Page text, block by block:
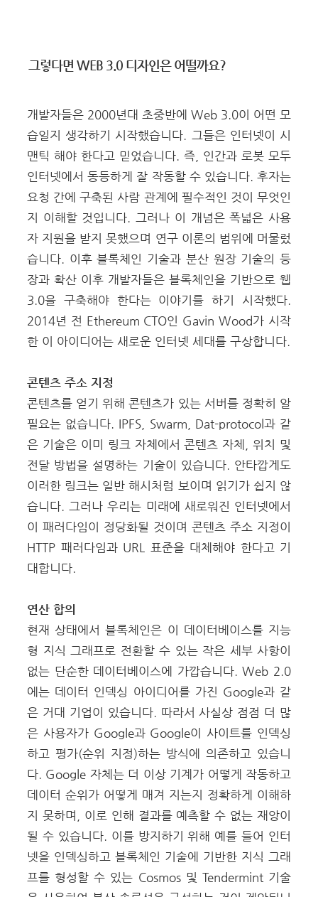
그렇다면 WEB 3.0 디자인은 어떨까요?
개발자들은 2000년대 초중반에 Web 3.0이 어떤 모
습일지 생각하기 시작했습니다. 그들은 인터넷이 시
맨틱 해야 한다고 믿었습니다. 즉, 인간과 로봇 모두
인터넷에서 동등하게 잘 작동할 수 있습니다. 후자는
요청 간에 구축된 사람 관계에 필수적인 것이 무엇인
지 이해할 것입니다. 그러나 이 개념은 폭넓은 사용
자 지원을 받지 못했으며 연구 이론의 범위에 머물렀
습니다. 이후 블록체인 기술과 분산 원장 기술의 등
장과 확산 이후 개발자들은 블록체인을 기반으로 웹
3.0을 구축해야 한다는 이야기를 하기 시작했다.
2014년 전 Ethereum CTO인 Gavin Wood가 시작
한 이 아이디어는 새로운 인터넷 세대를 구상합니다.
콘텐츠 주소 지정
콘텐츠를 얻기 위해 콘텐츠가 있는 서버를 정확히 알
필요는 없습니다. IPFS, Swarm, Dat-protocol과 같
은 기술은 이미 링크 자체에서 콘텐츠 자체, 위치 및
전달 방법을 설명하는 기술이 있습니다. 안타깝게도
이러한 링크는 일반 해시처럼 보이며 읽기가 쉽지 않
습니다. 그러나 우리는 미래에 새로워진 인터넷에서
이 패러다임이 정당화될 것이며 콘텐츠 주소 지정이
HTTP 패러다임과 URL 표준을 대체해야 한다고 기
대합니다.
연산 합의
현재 상태에서 블록체인은 이 데이터베이스를 지능
형 지식 그래프로 전환할 수 있는 작은 세부 사항이
없는 단순한 데이터베이스에 가깝습니다. Web 2.0
에는 데이터 인덱싱 아이디어를 가진 Google과 같
은 거대 기업이 있습니다. 따라서 사실상 점점 더 많
은 사용자가 Google과 Google이 사이트를 인덱싱
하고 평가(순위 지정)하는 방식에 의존하고 있습니
다. Google 자체는 더 이상 기계가 어떻게 작동하고
데이터 순위가 어떻게 매겨 지는지 정확하게 이해하
지 못하며, 이로 인해 결과를 예측할 수 없는 재앙이
될 수 있습니다. 이를 방지하기 위해 예를 들어 인터
넷을 인덱싱하고 블록체인 기술에 기반한 지식 그래
프를 형성할 수 있는 Cosmos 및 Tendermint 기술